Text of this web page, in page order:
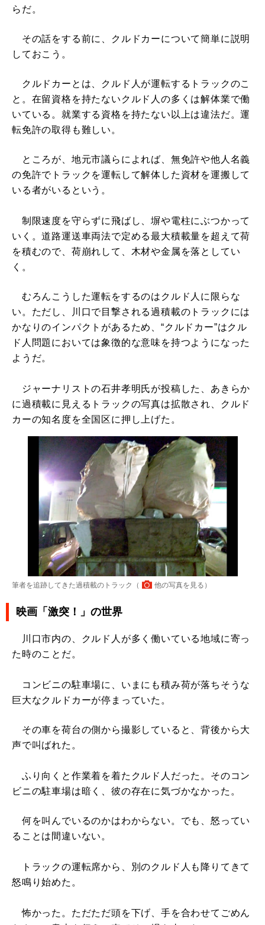
らだ。
その話をする前に、クルドカーについて簡単に説明
しておこう。
クルドカーとは、クルド人が運転するトラックのこ
と。在留資格を持たないクルド人の多くは解体業で働
いている。就業する資格を持たない以上は違法だ。運
転免許の取得も難しい。
ところが、地元市議らによれば、無免許や他人名義
の免許でトラックを運転して解体した資材を運搬して
いる者がいるという。
制限速度を守らずに飛ばし、塀や電柱にぶつかって
いく。道路運送車両法で定める最大積載量を超えて荷
を積むので、荷崩れして、木材や金属を落としてい
く。
むろんこうした運転をするのはクルド人に限らな
い。ただし、川口で目撃される過積載のトラックには
かなりのインパクトがあるため、“クルドカー”はクル
ド人問題においては象徴的な意味を持つようになった
ようだ。
ジャーナリストの石井孝明氏が投稿した、あきらか
に過積載に見えるトラックの写真は拡散され、クルド
カーの知名度を全国区に押し上げた。
筆者を追跡してきた過積載のトラック（ 他の写真を見る ）
映画「激突！」の世界
川口市内の、クルド人が多く働いている地域に寄っ
た時のことだ。
コンビニの駐車場に、いまにも積み荷が落ちそうな
巨大なクルドカーが停まっていた。
その車を荷台の側から撮影していると、背後から大
声で叫ばれた。
ふり向くと作業着を着たクルド人だった。そのコン
ビニの駐車場は暗く、彼の存在に気づかなかった。
何を叫んでいるのかはわからない。でも、怒ってい
ることは間違いない。
トラックの運転席から、別のクルド人も降りてきて
怒鳴り始めた。
怖かった。ただただ頭を下げ、手を合わせてごめん